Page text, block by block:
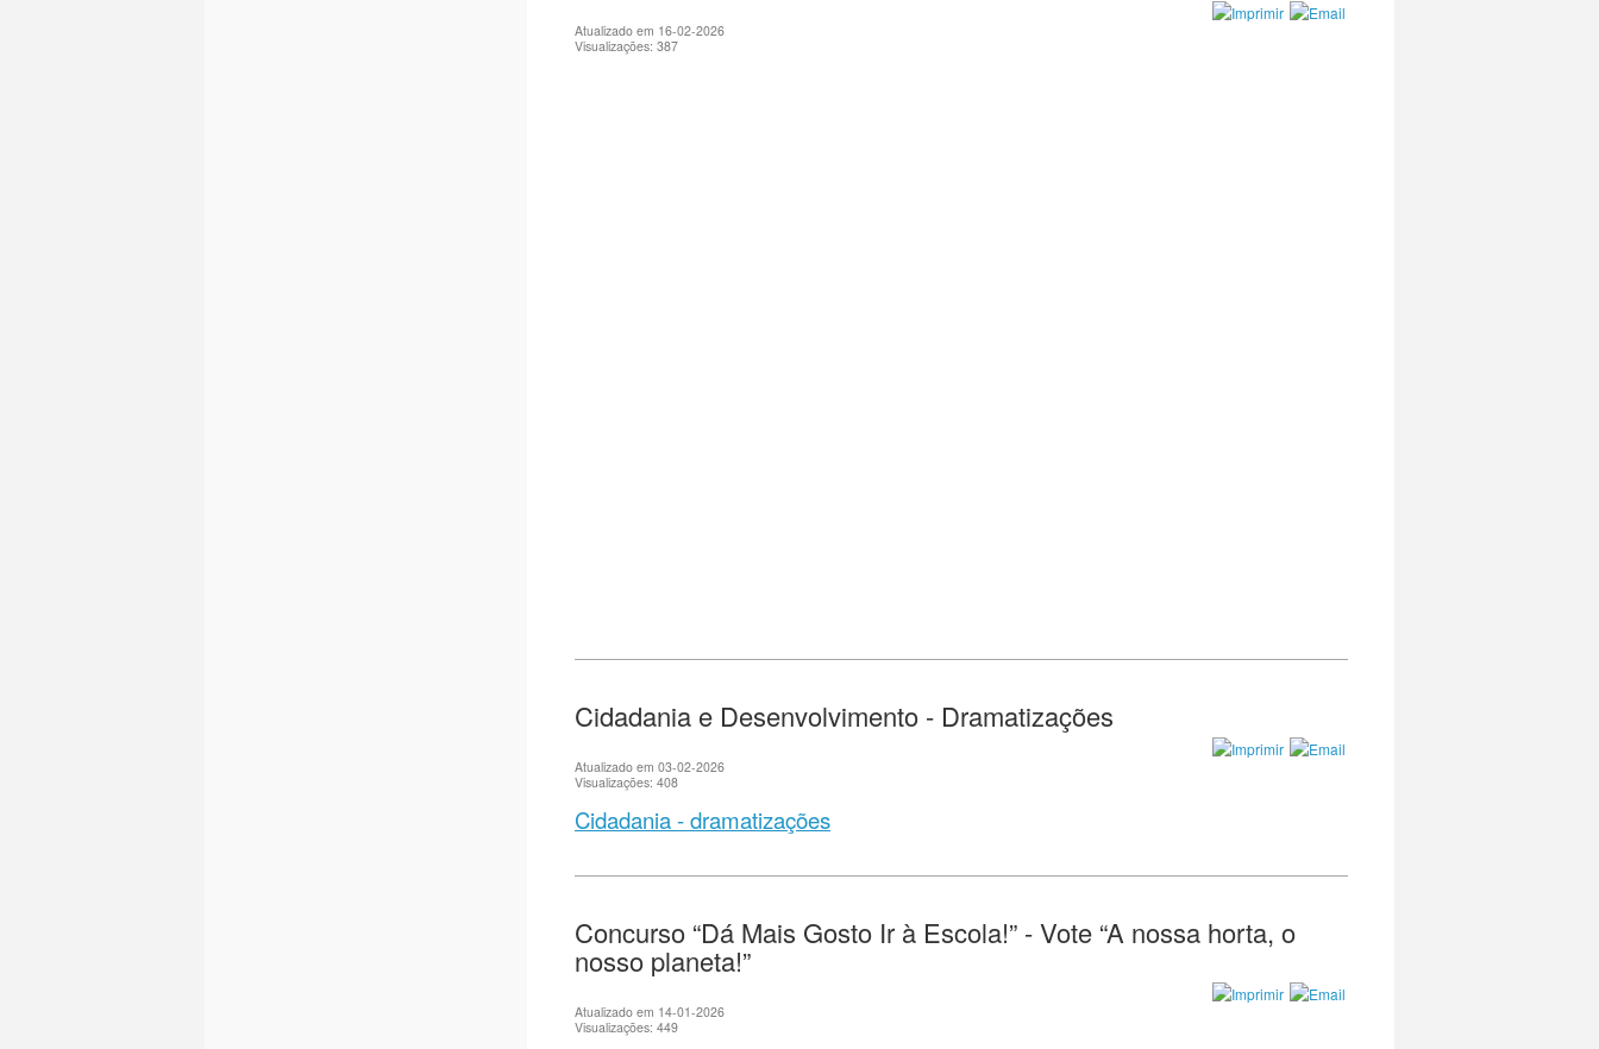
Atualizado em 16-02-2026
Visualizações: 387
Cidadania e Desenvolvimento - Dramatizações
Atualizado em 03-02-2026
Visualizações: 408
Cidadania - dramatizações
Concurso “Dá Mais Gosto Ir à Escola!” - Vote “A nossa horta, o
nosso planeta!”
Atualizado em 14-01-2026
Visualizações: 449